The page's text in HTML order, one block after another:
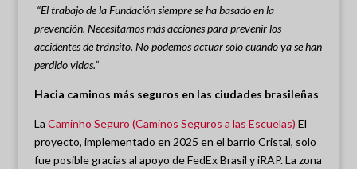
“El trabajo de la Fundación siempre se ha basado en la
prevención. Necesitamos más acciones para prevenir los
accidentes de tránsito. No podemos actuar solo cuando ya se han
perdido vidas.”
Hacia caminos más seguros en las ciudades brasileñas
La Caminho Seguro (Caminos Seguros a las Escuelas) El
proyecto, implementado en 2025 en el barrio Cristal, solo
fue posible gracias al apoyo de FedEx Brasil y iRAP. La zona